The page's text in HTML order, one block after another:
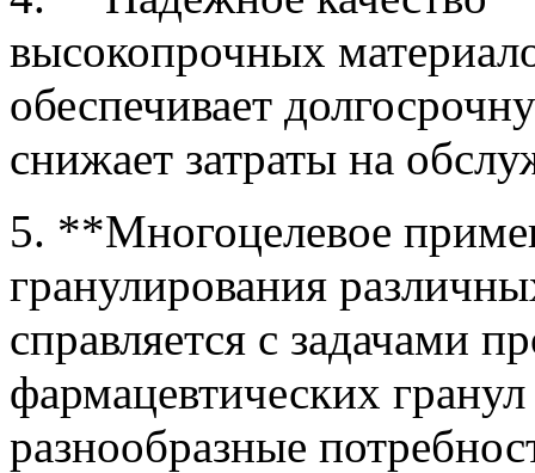
высокопрочных
обеспечивает
снижает затраты на
5. **Многоцелевое
гранулирования
справляется с задачами
фармацевтических
разнообразные